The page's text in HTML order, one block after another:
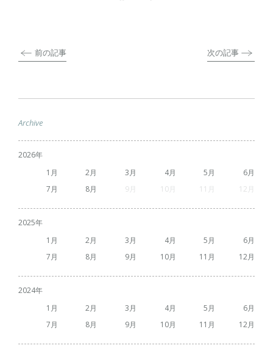
前の記事 次の記事
Archive
2026
1
2 3 4 5
6
7
8 9 10 11 12
2025
1
2 3 4 5
6
7
8 9 10 11 12
2024
1
2 3 4 5
6
7
8 9 10 11 12